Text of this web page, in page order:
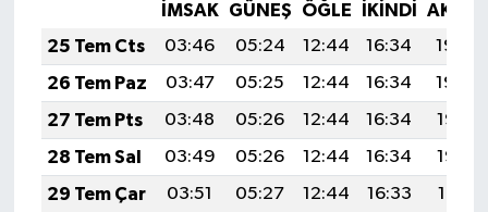
İMSAK GÜNEŞ ÖĞLE İKINDI
25 Tem Cts
03:46 05:24 12:44 16:34
19:54
26 Tem Paz
03:47 05:25 12:44 16:34
19:54
27 Tem Pts
03:48 05:26 12:44 16:34
19:53
28 Tem Sal
03:49 05:26 12:44 16:34
19:52
29 Tem Çar
03:51 05:27 12:44 16:33
19:51